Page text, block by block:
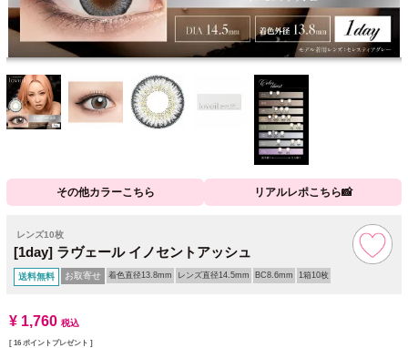
その他カラーこちら リアルレポこちら📸
レンズ10枚
[1day] ラヴェール イノセントアッシュ
送料無料 お取寄せ 着色直径13.8mm レンズ直径14.5mm BC8.6mm 1箱10枚
¥ 1,760 税込
[ 16 ポイントプレゼント ]